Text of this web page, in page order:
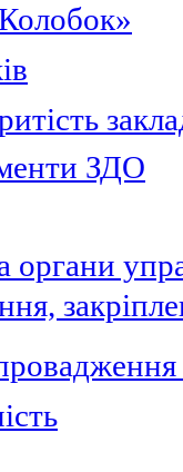
ЗДО
органи